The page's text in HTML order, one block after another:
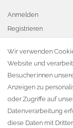
Anmelden
Registrieren
Warenkorb
Zur Kasse
KONTAKT
Fa. Steffen Jost
Söbrigener Weg 50
Wir verwenden
Website und
Besucher:innen
Anzeigen zu
oder Zugriffe auf
Datenverarbeitung
diese Daten mit